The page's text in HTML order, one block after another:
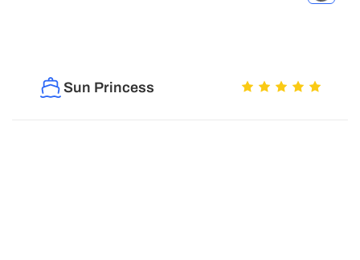
Sun Princess